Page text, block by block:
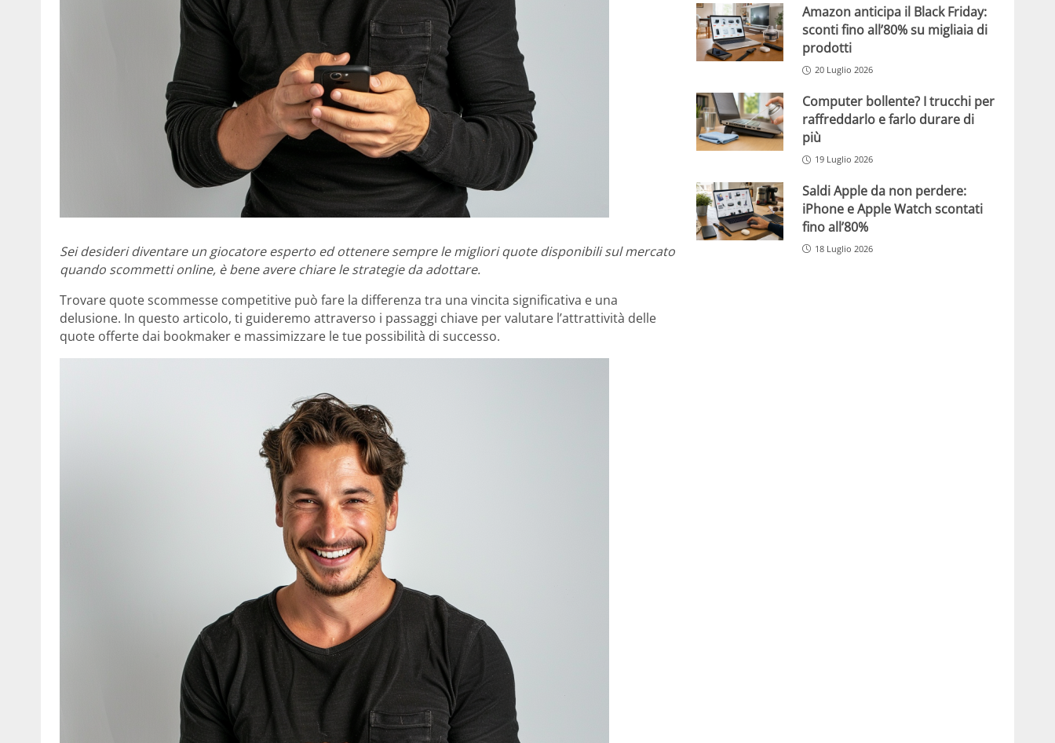
Sei desideri diventare un giocatore esperto ed ottenere sempre le migliori quote disponibili sul mercato
quando scommetti online, è bene avere chiare le strategie da adottare.
Trovare quote scommesse competitive può fare la differenza tra una vincita significativa e una
delusione. In questo articolo, ti guideremo attraverso i passaggi chiave per valutare l’attrattività delle
quote offerte dai bookmaker e massimizzare le tue possibilità di successo.
Amazon anticipa il Black Friday:
sconti fino all’80% su migliaia di
prodotti
20 Luglio 2026
Computer bollente? I trucchi per
raffreddarlo e farlo durare di
più
19 Luglio 2026
Saldi Apple da non perdere:
iPhone e Apple Watch scontati
fino all’80%
18 Luglio 2026